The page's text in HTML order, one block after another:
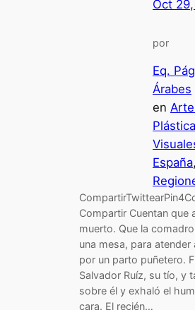
Oct
por
Eq.
Árabes
en
España,
Compartir Cuentan que
muerto. Que la
una mesa, para
por un parto puñetero.
Salvador Ruíz, su tío, y
sobre él y exhaló el
cara. El recién…